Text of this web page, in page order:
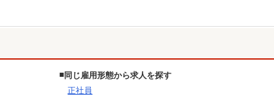
同じ雇用形態から求人を探す
正社員